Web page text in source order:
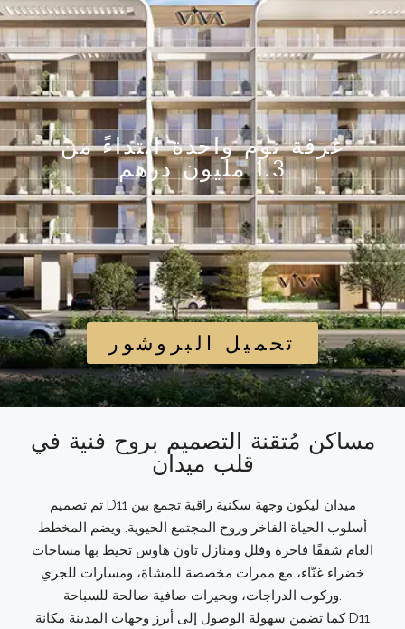
غرفة نوم واحدة ابتداءً من
1.3 مليون درهم
تحميل البروشور
مساكن مُتقنة التصميم بروح فنية في
قلب ميدان
تم تصميم D11 ميدان ليكون وجهة سكنية راقية تجمع بين
أسلوب الحياة الفاخر وروح المجتمع الحيوية. ويضم المخطط
العام شققًا فاخرة وفلل ومنازل تاون هاوس تحيط بها مساحات
خضراء غنّاء، مع ممرات مخصصة للمشاة، ومسارات للجري
كما تضمن سهولة الوصول إلى أبرز وجهات المدينة مكانة D11